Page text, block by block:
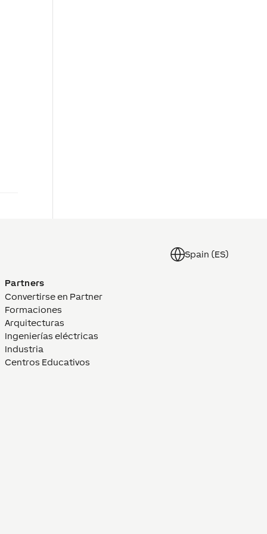
Spain (ES)
Partners
Convertirse en Partner
Formaciones
Arquitecturas
Ingenierías eléctricas
Industria
Centros Educativos